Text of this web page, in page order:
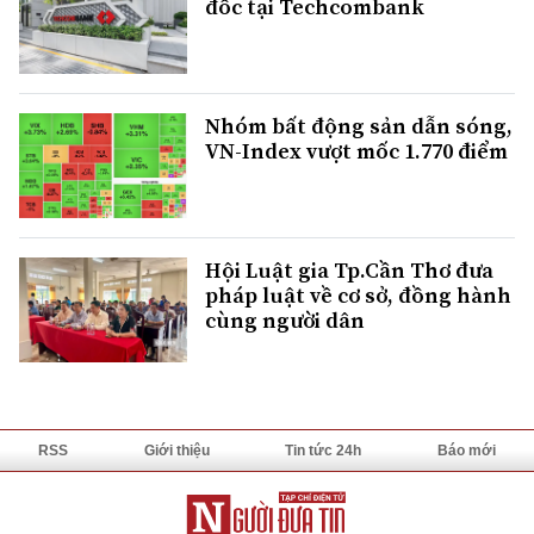
đốc tại Techcombank
Nhóm bất động sản dẫn sóng,
VN-Index vượt mốc 1.770 điểm
Hội Luật gia Tp.Cần Thơ đưa
pháp luật về cơ sở, đồng hành
cùng người dân
RSS Giới thiệu Tin tức 24h Báo mới